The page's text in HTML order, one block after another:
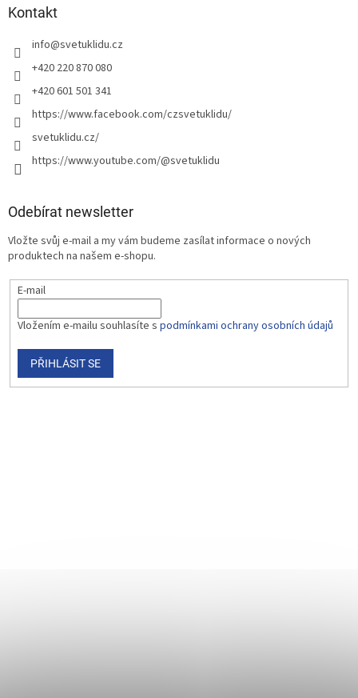
Kontakt
info@svetuklidu.cz
+420 220 870 080
+420 601 501 341
https://www.facebook.com/czsvetuklidu/
svetuklidu.cz/
https://www.youtube.com/@svetuklidu
Odebírat newsletter
Vložte svůj e-mail a my vám budeme zasílat informace o nových
produktech na našem e-shopu.
E-mail
Vložením e-mailu souhlasíte s podmínkami ochrany osobních údajů
PŘIHLÁSIT SE